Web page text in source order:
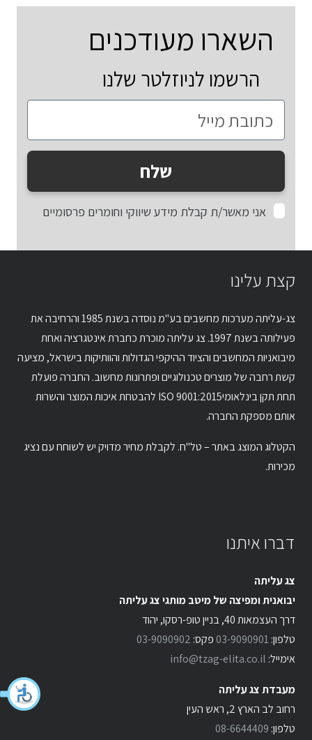
השארו מעודכנים
הרשמו לניוזלטר שלנו
אני מאשר/ת קבלת מידע שיווקי וחומרים פרסומיים
שלח
קצת עלינו
צג-עליתה מערכות מחשבים בע"מ נוסדה בשנת 1985 והרחיבה את
פעילותה בשנת 1997. צג עליתה מוכרת כחברת אינטגרציה ואחת
מיבואניות המחשבים והציוד ההיקפי הגדולות והוותיקות בישראל, מציעה
קשת רחבה של מוצרים טכנולוגיים ופתרונות מחשוב. החברה פועלת
תחת תקן בינלאומיISO 9001:2015 להבטחת איכות המוצר והשרות
אותם מספקת החברה.
הקטלוג המוצג באתר – טל"ח. לקבלת מחיר מדויק יש לשוחח עם נציג
מכירות.
דברו איתנו
צג עליתה
יבואנית ומפיצה של מיטב מותגי צג עליתה
דרך העצמאות 40, בניין טופ-רסקו, יהוד
טלפון: 03-9090901 פקס: 03-9090902
אימייל: info@tzag-elita.co.il
מעבדת צג עליתה
רחוב לב הארץ 2, ראש העין
טלפון: 08-6644409